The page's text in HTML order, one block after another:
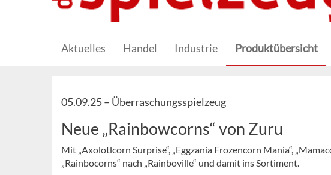
Aktuelles Handel Industrie Produktübersicht
05.09.25 – Überraschungsspielzeug
Neue „Rainbowcorns“ von Zuru
Mit „Axolotlcorn Surprise“, „Eggzania Frozencorn Mania“,
„Rainbocorns“ nach „Rainboville“ und damit ins Sortiment.